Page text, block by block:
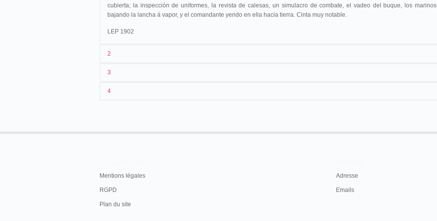
cubierta; la inspección de uniformes, la revista de calesas, un simulacro de combate, el vadeo del buque, los marinos
bajando la lancha á vapor, y el comandante yendo en ella hacia tierra. Cinta muy notable.
LEP 1902
2
2
3
4
Mentions légales
RGPD
Plan du site
Adresse
Emails